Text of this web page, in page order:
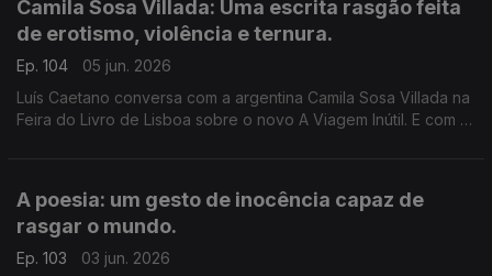
Camila Sosa Villada: Uma escrita rasgão feita
de erotismo, violência e ternura.
Ep. 104
05 jun. 2026
Luís Caetano conversa com a argentina Camila Sosa Villada na
Feira do Livro de Lisboa sobre o novo A Viagem Inútil. E com a
A poesia: um gesto de inocência capaz de
rasgar o mundo.
Ep. 103
03 jun. 2026